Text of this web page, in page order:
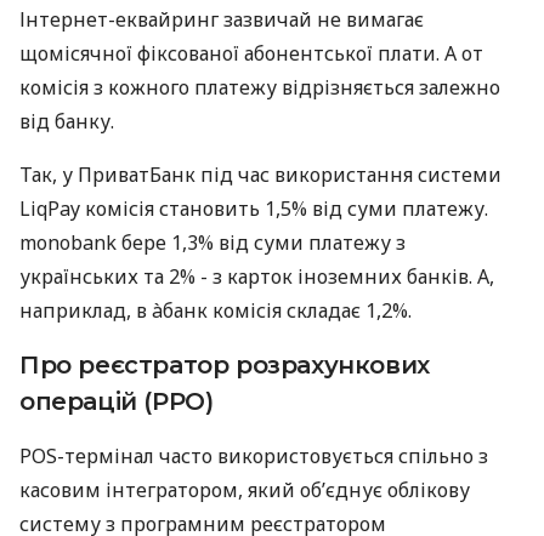
Інтернет-еквайринг зазвичай не вимагає
щомісячної фіксованої абонентської плати. А от
комісія з кожного платежу відрізняється залежно
від банку.
Так, у ПриватБанк під час використання системи
LiqPay комісія становить 1,5% від суми платежу.
monobank бере 1,3% від суми платежу з
українських та 2% - з карток іноземних банків. А,
наприклад, в àбанк комісія складає 1,2%.
Про реєстратор розрахункових
операцій (РРО)
POS-термінал часто використовується спільно з
касовим інтегратором, який об’єднує облікову
систему з програмним реєстратором